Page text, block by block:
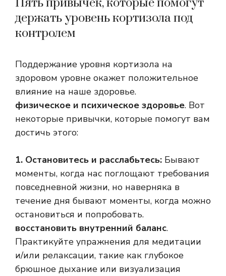
Пять привычек, которые помогут
держать уровень кортизола под
контролем
Поддержание уровня кортизола на
здоровом уровне окажет положительное
влияние на наше здоровье.
физическое и психическое здоровье. Вот
некоторые привычки, которые помогут вам
достичь этого:
1. Остановитесь и расслабьтесь: Бывают
моменты, когда нас поглощают требования
повседневной жизни, но наверняка в
течение дня бывают моменты, когда можно
остановиться и попробовать.
восстановить внутренний баланс.
Практикуйте упражнения для медитации
и/или релаксации, такие как глубокое
брюшное дыхание или визуализация